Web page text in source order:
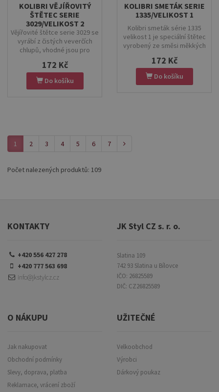
KOLIBRI VĚJÍŘOVITÝ
ŠTĚTEC SERIE
3029/VELIKOST 2
Vějířovité štětce serie 3029 se
vyrábí z čistých veverčích
chlupů, vhodné jsou pro
172 Kč
Do košíku
KOLIBRI SMETÁK SERIE
1335/VELIKOST 1
Kolibri smeták série 1335
velikost 1 je speciální štětec
vyrobený ze směsi měkkých
jemnosti je ideální pro
umělecké práce, čištění
malířských ploch a restaurování
172 Kč
Do košíku
1 2 3 4 5 6 7
Počet nalezených produktů: 109
KONTAKTY
+420 556 427 278
+420 777 563 698
info@jkstylcz.cz
JK Styl CZ s. r. o.
Slatina 109
742 93 Slatina u Bílovce
IČO: 26825589
DIČ: CZ26825589
O NÁKUPU
Jak nakupovat
Obchodní podmínky
Slevy, doprava, platba
Reklamace, vrácení zboží
UŽITEČNÉ
Velkoobchod
Výrobci
Dárkový poukaz